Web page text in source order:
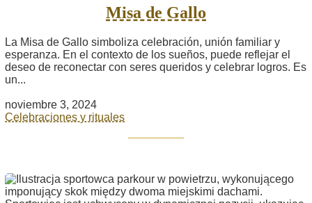
Misa de Gallo
La Misa de Gallo simboliza celebración, unión familiar y
esperanza. En el contexto de los sueños, puede reflejar el
deseo de reconectar con seres queridos y celebrar logros. Es
un...
noviembre 3, 2024
Celebraciones y rituales